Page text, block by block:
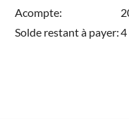
Acompte:
Solde restant à payer:4